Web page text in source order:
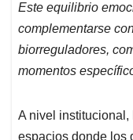
Este equilibrio
complementarse
biorreguladores,
momentos
A nivel
espacios donde los